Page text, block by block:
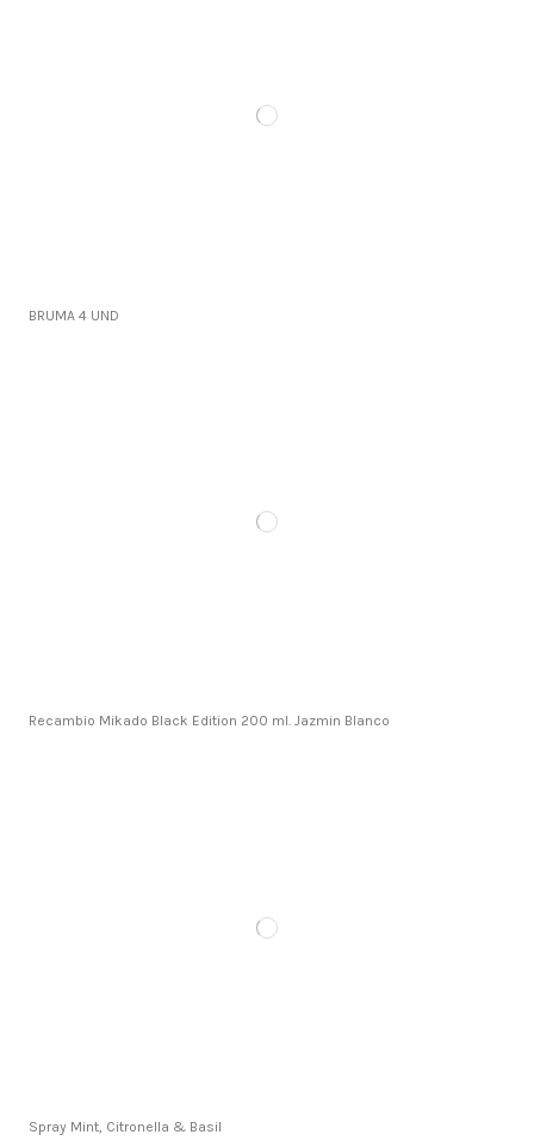
BRUMA 4 UND
Recambio Mikado Black Edition 200 ml. Jazmin Blanco
Spray Mint, Citronella & Basil